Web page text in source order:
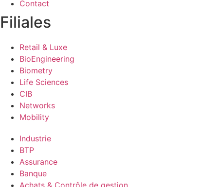
Contact
Filiales
Retail & Luxe
BioEngineering
Biometry
Life Sciences
CIB
Networks
Mobility
Industrie
BTP
Assurance
Banque
Achats & Contrôle de gestion